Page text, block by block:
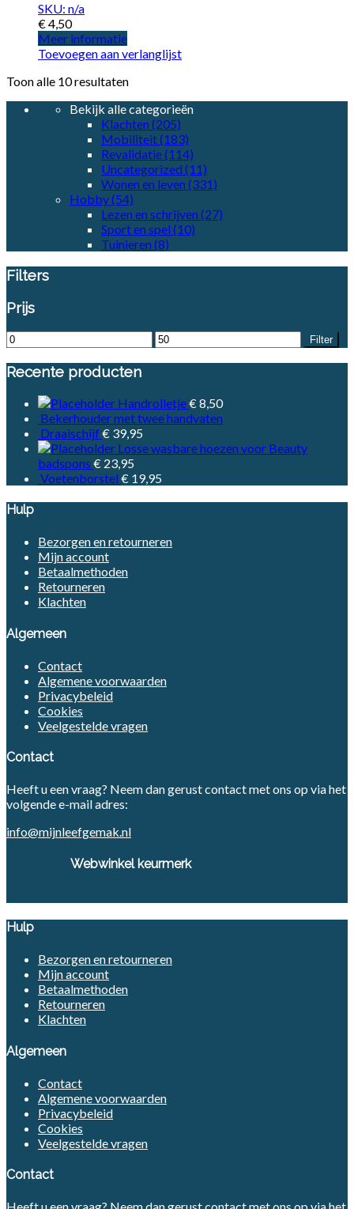
SKU: n/a
€4,50
Meer informatie
Toevoegen aan verlanglijst
Toon alle 10 resultaten
Bekijk alle categorieën
Klachten (205)
Mobiliteit(183)
Revalidatie(114)
Uncategorized (11)
Wonen en leven (331)
Hobby(54)
Lezen en schrijven (27)
Sport en spel (10)
Tuinieren (8)
Filters
Prijs
Filter
Recente producten
Handrolletje€ 8,50
Bekerhouder met twee handvaten
Draaischijf€ 39,95
Losse wasbare hoezen voor Beauty
badspons € 23,95
Voetenborstel € 19,95
Hulp
Bezorgen en retourneren
Mijn account
Betaalmethoden
Retourneren
Klachten
Algemeen
Contact
Algemene voorwaarden
Privacybeleid
Cookies
Veelgestelde vragen
Contact
Heeft u een vraag? Neem dan gerust contact met ons op via het
volgende e-mail adres:
info@mijnleefgemak.nl
Webwinkel keurmerk
Hulp
Bezorgen en retourneren
Mijn account
Betaalmethoden
Retourneren
Klachten
Algemeen
Contact
Algemene voorwaarden
Privacybeleid
Cookies
Veelgestelde vragen
Contact